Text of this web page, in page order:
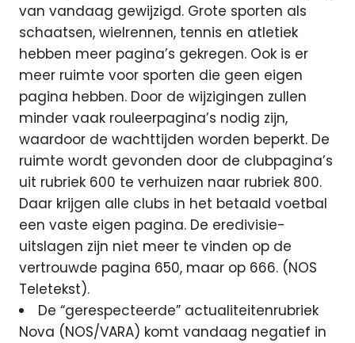
van vandaag gewijzigd. Grote sporten als
schaatsen, wielrennen, tennis en atletiek
hebben meer pagina’s gekregen. Ook is er
meer ruimte voor sporten die geen eigen
pagina hebben. Door de wijzigingen zullen
minder vaak rouleerpagina’s nodig zijn,
waardoor de wachttijden worden beperkt. De
ruimte wordt gevonden door de clubpagina’s
uit rubriek 600 te verhuizen naar rubriek 800.
Daar krijgen alle clubs in het betaald voetbal
een vaste eigen pagina. De eredivisie-
uitslagen zijn niet meer te vinden op de
vertrouwde pagina 650, maar op 666. (NOS
Teletekst).
De “gerespecteerde” actualiteitenrubriek
Nova (NOS/VARA) komt vandaag negatief in